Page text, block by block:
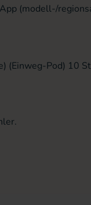
(modell-/
(Einweg-Pod) 10